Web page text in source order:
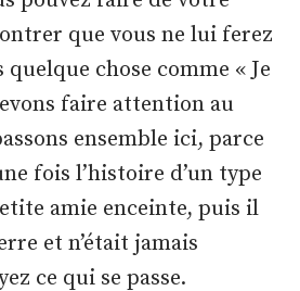
que vous ne lui ferez
chose comme « Je
faire attention au
ensemble ici, parce
fois l’histoire d’un type
amie enceinte, puis il
et n’était jamais
ce qui se passe.